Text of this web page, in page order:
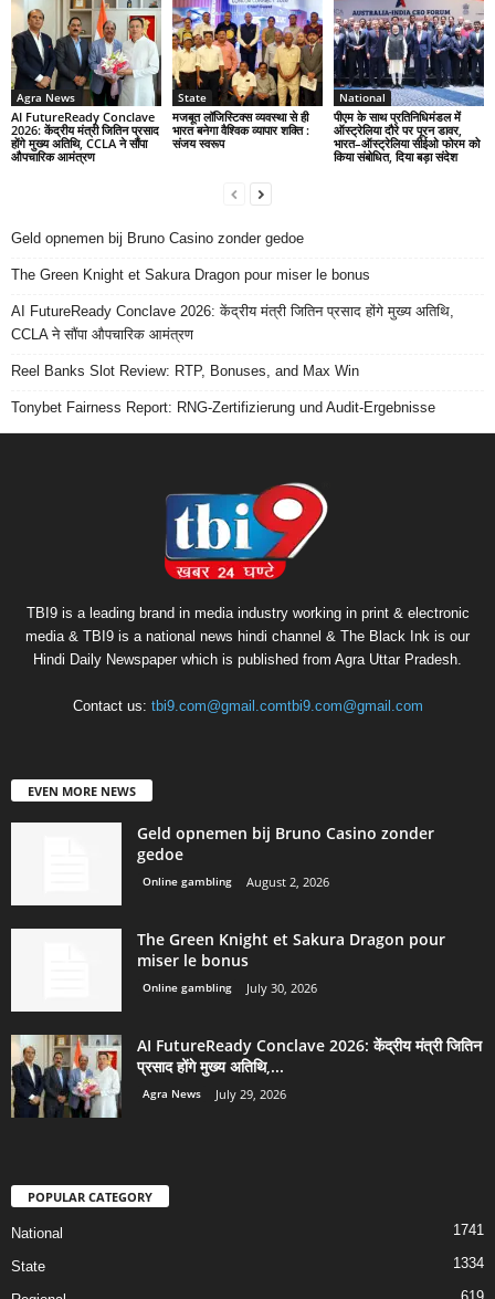
Agra News
AI FutureReady Conclave
2026: केंद्रीय मंत्री जितिन प्रसाद
होंगे मुख्य अतिथि, CCLA ने सौंपा
औपचारिक आमंत्रण
State
मजबूत लॉजिस्टिक्स व्यवस्था से ही
भारत बनेगा वैश्विक व्यापार शक्ति :
संजय स्वरूप
National
पीएम के साथ प्रतिनिधिमंडल में
ऑस्ट्रेलिया दौरे पर पूरन डावर,
भारत–ऑस्ट्रेलिया सीईओ फोरम को
किया संबोधित, दिया बड़ा संदेश
Geld opnemen bij Bruno Casino zonder gedoe
The Green Knight et Sakura Dragon pour miser le bonus
AI FutureReady Conclave 2026: केंद्रीय मंत्री जितिन प्रसाद होंगे मुख्य अतिथि,
CCLA ने सौंपा औपचारिक आमंत्रण
Reel Banks Slot Review: RTP, Bonuses, and Max Win
Tonybet Fairness Report: RNG-Zertifizierung und Audit-Ergebnisse
TBI9 is a leading brand in media industry working in print & electronic
media & TBI9 is a national news hindi channel & The Black Ink is our
Hindi Daily Newspaper which is published from Agra Uttar Pradesh.
Contact us: tbi9.com@gmail.comtbi9.com@gmail.com
EVEN MORE NEWS
Geld opnemen bij Bruno Casino zonder
gedoe
Online gambling August 2, 2026
The Green Knight et Sakura Dragon pour
miser le bonus
Online gambling July 30, 2026
AI FutureReady Conclave 2026: केंद्रीय मंत्री जितिन
प्रसाद होंगे मुख्य अतिथि,...
Agra News July 29, 2026
POPULAR CATEGORY
National 1741
State 1334